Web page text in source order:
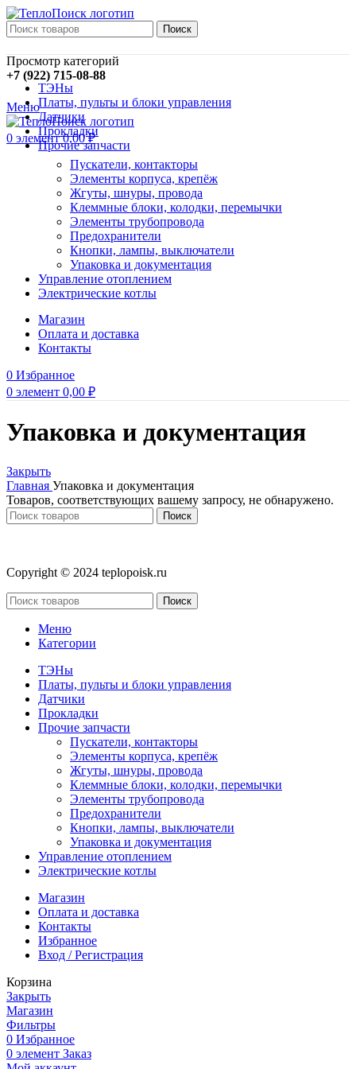
Поиск
+7 (922) 715-08-88
Меню
0 элемент 0,00₽
Просмотр категорий
ТЭНы
Платы, пульты и блоки управления
Датчики
Прокладки
Прочие запчасти
Пускатели, контакторы
Элементы корпуса, крепёж
Жгуты, шнуры, провода
Клеммные блоки, колодки, перемычки
Элементы трубопровода
Предохранители
Кнопки, лампы, выключатели
Упаковка и документация
Управление отоплением
Электрические котлы
Магазин
Оплата и доставка
Контакты
0 Избранное
0 элемент 0,00 ₽
Упаковка и документация
Закрыть
Главная Упаковка и документация
Товаров, соответствующих вашему запросу, не обнаружено.
Поиск
Copyright © 2024 teplopoisk.ru
Поиск
Меню
Категории
ТЭНы
Платы, пульты и блоки управления
Датчики
Прокладки
Прочие запчасти
Пускатели, контакторы
Элементы корпуса, крепёж
Жгуты, шнуры, провода
Клеммные блоки, колодки, перемычки
Элементы трубопровода
Предохранители
Кнопки, лампы, выключатели
Упаковка и документация
Управление отоплением
Электрические котлы
Магазин
Оплата и доставка
Контакты
Избранное
Вход / Регистрация
Корзина
Закрыть
Магазин
Фильтры
0 Избранное
0 элемент Заказ